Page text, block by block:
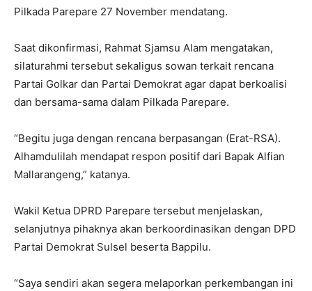
Pilkada Parepare 27 November mendatang.
Saat dikonfirmasi, Rahmat Sjamsu Alam mengatakan,
silaturahmi tersebut sekaligus sowan terkait rencana
Partai Golkar dan Partai Demokrat agar dapat berkoalisi
dan bersama-sama dalam Pilkada Parepare.
“Begitu juga dengan rencana berpasangan (Erat-RSA).
Alhamdulilah mendapat respon positif dari Bapak Alfian
Mallarangeng,” katanya.
Wakil Ketua DPRD Parepare tersebut menjelaskan,
selanjutnya pihaknya akan berkoordinasikan dengan DPD
Partai Demokrat Sulsel beserta Bappilu.
“Saya sendiri akan segera melaporkan perkembangan ini